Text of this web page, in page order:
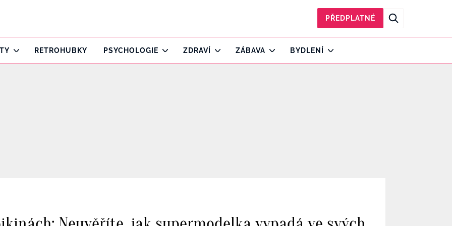
PŘEDPLATNÉ
RETROHUBKY PSYCHOLOGIE ZDRAVÍ ZÁBAVA BYDLENÍ